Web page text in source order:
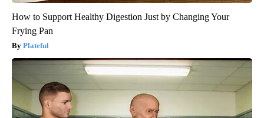
How to Support Healthy Digestion Just by Changing Your
Frying Pan
Plateful